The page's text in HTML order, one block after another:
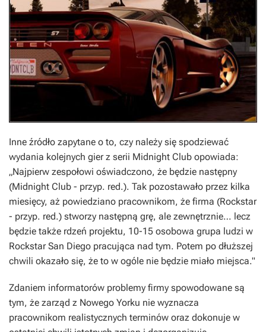
Inne źródło zapytane o to, czy należy się spodziewać
wydania kolejnych gier z serii Midnight Club opowiada:
„Najpierw zespołowi oświadczono, że będzie następny
(Midnight Club - przyp. red.). Tak pozostawało przez kilka
miesięcy, aż powiedziano pracownikom, że firma (Rockstar
- przyp. red.) stworzy następną grę, ale zewnętrznie… lecz
będzie także rdzeń projektu, 10-15 osobowa grupa ludzi w
Rockstar San Diego pracująca nad tym. Potem po dłuższej
chwili okazało się, że to w ogóle nie będzie miało miejsca."
Zdaniem informatorów problemy firmy spowodowane są
tym, że zarząd z Nowego Yorku nie wyznacza
pracownikom realistycznych terminów oraz dokonuje w